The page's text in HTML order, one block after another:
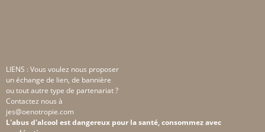
LIENS : Vous voulez nous proposer
un échange de lien, de bannière
ou tout autre type de partenariat ?
Contactez nous à
jes@oenotropie.com
L'abus d'alcool est dangereux pour la santé, consommez avec